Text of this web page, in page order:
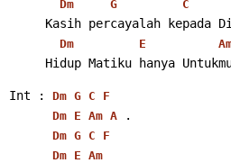
Dm G C
Kasih percayalah kepada
Dm E
Hidup Matiku hanya
Int : Dm G C
F
Dm E Am A .
Dm G C
F
Dm E Am